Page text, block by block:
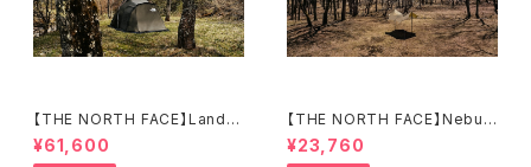
【THE NORTH FACE】Lander
4
¥61,600
【THE NORTH FACE】Nebula
Tarp 2
¥23,760